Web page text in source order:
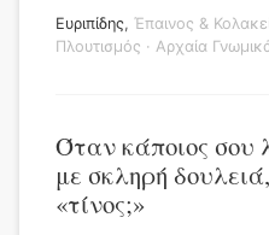
Ευριπίδης, Έπαινος &
Πλουτισμός · Αρχαία
Όταν κάποιος σου
με σκληρή
«τίνος;»